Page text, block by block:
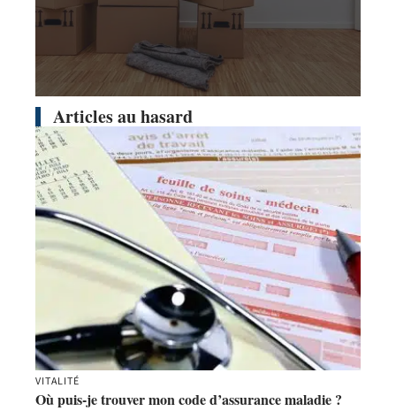
Articles au hasard
VITALITÉ
Où puis-je trouver mon code d’assurance maladie ?